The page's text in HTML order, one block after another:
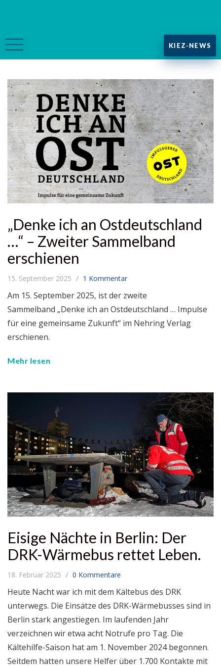
KIEZ-NEWS
„Denke ich an Ostdeutschland
…“ – Zweiter Sammelband
erschienen
15. September 2025 1 Kommentar
Am 15. September 2025, ist der zweite
Sammelband „Denke ich an Ostdeutschland … Impulse
für eine gemeinsame Zukunft“ im Nehring Verlag
erschienen.
Mehr lesen
Eisige Nächte in Berlin: Der
DRK-Wärmebus rettet Leben.
18. Februar 2025 0 Kommentare
Heute Nacht war ich mit dem Kältebus des DRK
unterwegs. Die Einsätze des DRK-Wärmebusses sind in
Berlin stark angestiegen. Im laufenden Jahr
verzeichnen wir etwa acht Notrufe pro Tag. Die
Kältehilfe-Saison hat am 1. November 2024 begonnen.
Seitdem hatten unsere Helfer über 1.700 Kontakte mit